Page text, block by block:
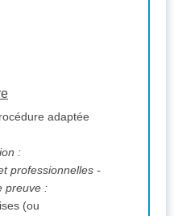
adaptée
:
professionnelles -
preuve :
(ou